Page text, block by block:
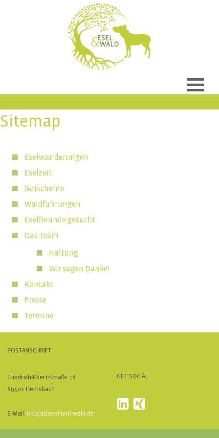
Sitemap
Eselwanderungen
Eselzeit
Gutscheine
Waldführungen
Eselfreunde gesucht
Das Team
Haltung
Wir sagen Danke!
Kontakt
Presse
Termine
POSTANSCHRIFT
Friedrich-Ebert-Straße 18
69502 Hemsbach
E-Mail: info(at)esel-und-wald.de
GET SOCIAL